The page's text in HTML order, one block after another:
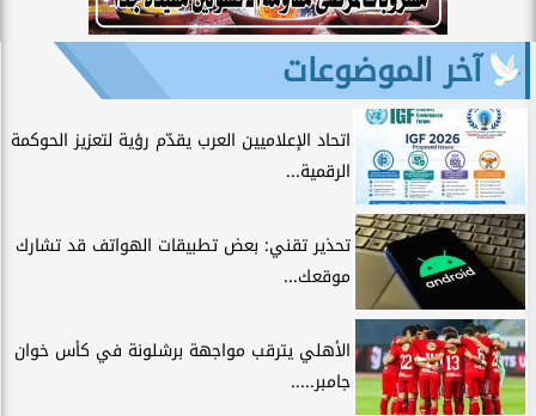
آخر الموضوعات
اتحاد الإعلاميين العرب يقدّم رؤية لتعزيز الحوكمة
الرقمية...
تحذير تقني: بعض تطبيقات الهواتف قد تشارك
موقعك...
الأهلي يترقب مواجهة برشلونة في كأس خوان
جامبر.....